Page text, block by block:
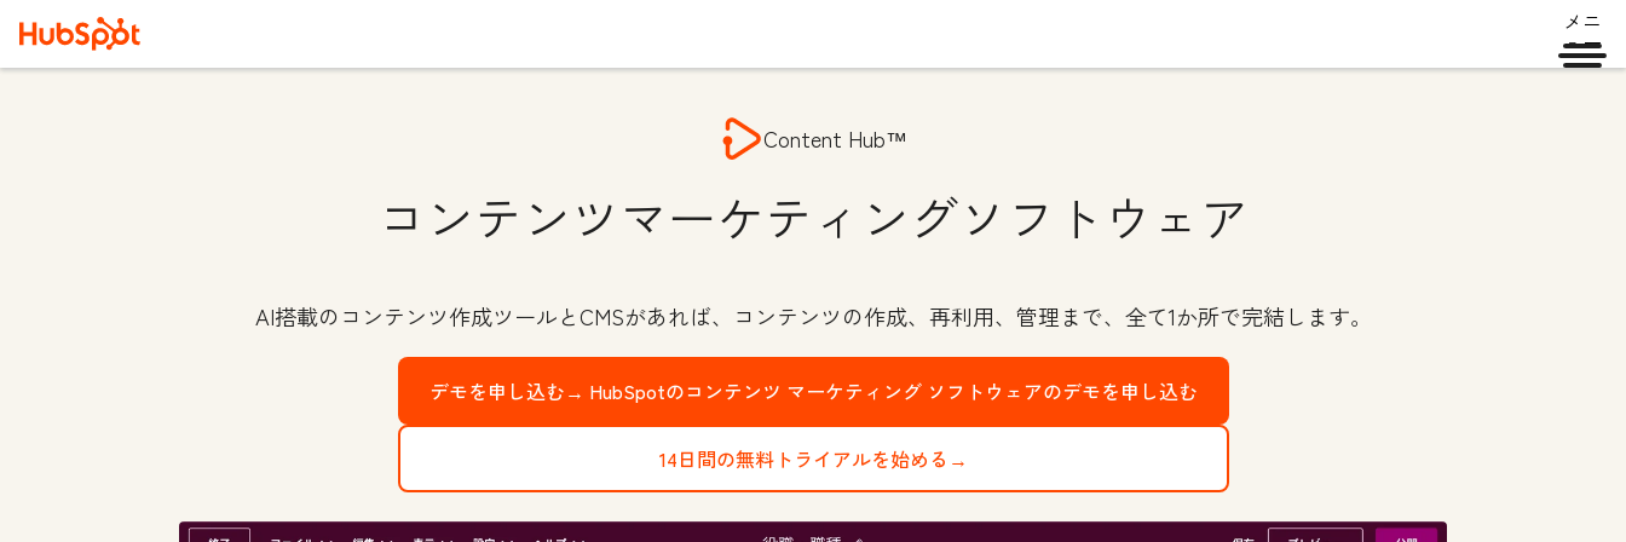
メニ
ュー
Content Hub™
コンテンツマーケティングソフトウェア
AI搭載のコンテンツ作成ツールとCMSがあれば、コンテンツの作成、再利用、管理まで、全て1か所で完結します。
デモを申し込む→ HubSpotのコンテンツ マーケティング ソフトウェアのデモを申し込む
14日間の無料トライアルを始める→